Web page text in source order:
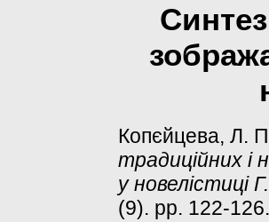
Копєйцева, Л.
традиційних і
у новелістиці
(9). pp. 122-